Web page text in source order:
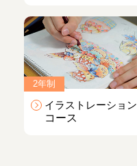
2年制
イラストレーション
コース